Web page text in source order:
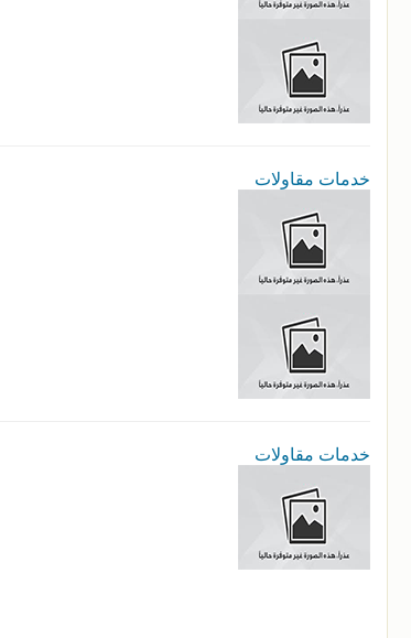
خدمات مقاولات
خدمات مقاولات